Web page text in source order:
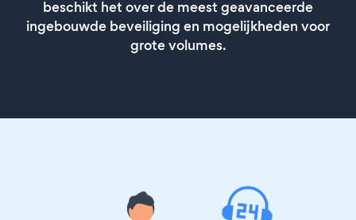
beschikt het over de meest geavanceerde
ingebouwde beveiliging en mogelijkheden voor
grote volumes.